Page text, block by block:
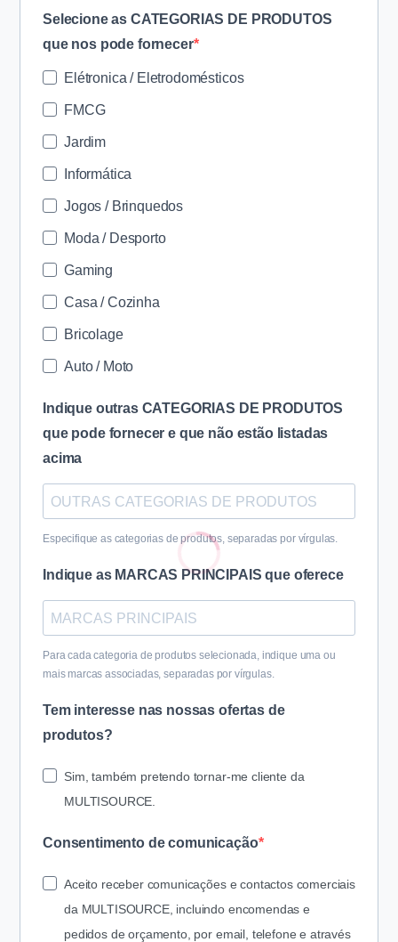
Selecione as CATEGORIAS DE PRODUTOS
que nos pode fornecer
Elétronica / Eletrodomésticos
FMCG
Jardim
Informática
Jogos / Brinquedos
Moda / Desporto
Gaming
Casa / Cozinha
Bricolage
Auto / Moto
Indique outras CATEGORIAS DE PRODUTOS
que pode fornecer e que não estão listadas
acima
Especifique as categorias de produtos, separadas por vírgulas.
Indique as MARCAS PRINCIPAIS que oferece
Para cada categoria de produtos selecionada, indique uma ou
mais marcas associadas, separadas por vírgulas.
Tem interesse nas nossas ofertas de
produtos?
Sim, também pretendo tornar-me cliente da
MULTISOURCE.
Consentimento de comunicação
Aceito receber comunicações e contactos comerciais
da MULTISOURCE, incluindo encomendas e
pedidos de orçamento, por email, telefone e através